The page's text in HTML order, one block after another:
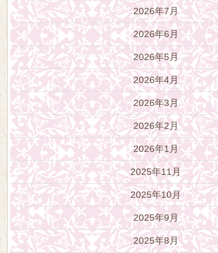
2026年7月
2026年6月
2026年5月
2026年4月
2026年3月
2026年2月
2026年1月
2025年11月
2025年10月
2025年9月
2025年8月